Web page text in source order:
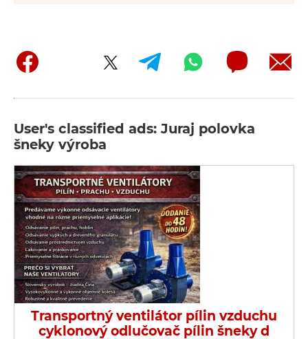
User's classified ads: Juraj polovka
šneky výroba
Transportný ventilátor pílin vzduchu
cyklonový odlučovač pílin šneky d